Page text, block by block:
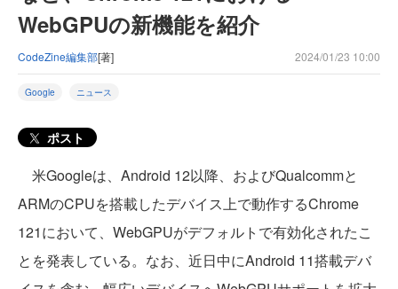
WebGPUの新機能を紹介
CodeZine編集部[著] 2024/01/23 10:00
Google ニュース
ポスト
米Googleは、Android 12以降、およびQualcommと
ARMのCPUを搭載したデバイス上で動作するChrome
121において、WebGPUがデフォルトで有効化されたこ
とを発表している。なお、近日中にAndroid 11搭載デバ